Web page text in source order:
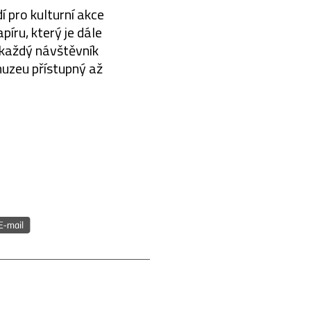
pro kulturní akce
který je dále
návštěvník
přístupný až